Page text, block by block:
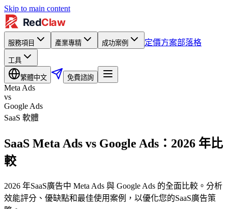
Skip to main content
服務項目 產業專精 成功案例 定價方案部落格
工具
繁體中文 免費諮詢
Meta Ads
vs
Google Ads
SaaS 軟體
SaaS Meta Ads vs Google Ads：2026 年比
較
2026 年SaaS廣告中 Meta Ads 與 Google Ads 的全面比較。分析
效能評分、優缺點和最佳使用案例，以優化您的SaaS廣告策